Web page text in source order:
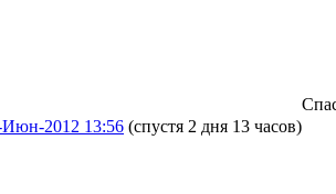
Июн-2012 13:56 (спустя 2 дня 13 часов)